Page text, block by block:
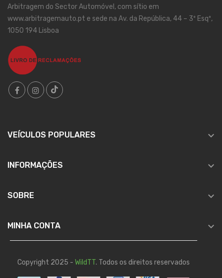
Arbitragem do Sector Automóvel, com sítio em
www.arbitragemauto.pt e sede na Av. da República, 44 – 3º Esqº,
1050 194 Lisboa
VEÍCULOS POPULARES 
INFORMAÇÕES 
SOBRE 
MINHA CONTA 
Copyright 2025 - WildTT. Todos os direitos reservados